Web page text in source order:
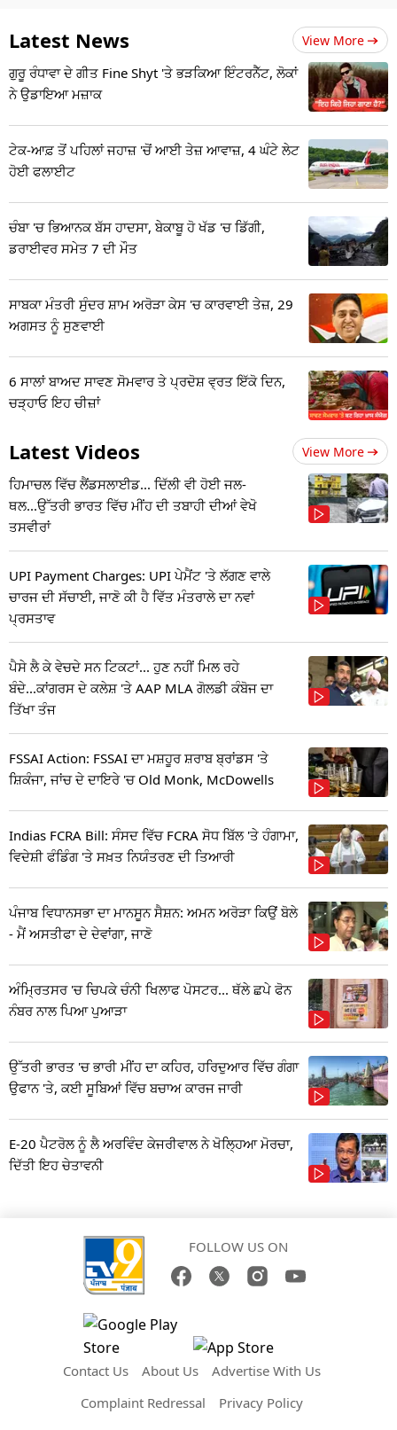
Latest News View More
ਗੁਰੂ ਰੰਧਾਵਾ ਦੇ ਗੀਤ Fine Shyt 'ਤੇ ਭੜਕਿਆ ਇੰਟਰਨੈੱਟ, ਲੋਕਾਂ
ਨੇ ਉਡਾਇਆ ਮਜ਼ਾਕ
ਟੇਕ-ਆਫ਼ ਤੋਂ ਪਹਿਲਾਂ ਜਹਾਜ਼ 'ਚੋਂ ਆਈ ਤੇਜ਼ ਆਵਾਜ਼, 4 ਘੰਟੇ ਲੇਟ
ਹੋਈ ਫਲਾਈਟ
ਚੰਬਾ 'ਚ ਭਿਆਨਕ ਬੱਸ ਹਾਦਸਾ, ਬੇਕਾਬੂ ਹੋ ਖੱਡ 'ਚ ਡਿੱਗੀ,
ਡਰਾਈਵਰ ਸਮੇਤ 7 ਦੀ ਮੌਤ
ਸਾਬਕਾ ਮੰਤਰੀ ਸੁੰਦਰ ਸ਼ਾਮ ਅਰੋੜਾ ਕੇਸ 'ਚ ਕਾਰਵਾਈ ਤੇਜ਼, 29
ਅਗਸਤ ਨੂੰ ਸੁਣਵਾਈ
6 ਸਾਲਾਂ ਬਾਅਦ ਸਾਵਣ ਸੋਮਵਾਰ ਤੇ ਪ੍ਰਦੋਸ਼ ਵ੍ਰਤ ਇੱਕੋ ਦਿਨ,
ਚੜ੍ਹਾਓ ਇਹ ਚੀਜ਼ਾਂ
Latest Videos View More
ਹਿਮਾਚਲ ਵਿੱਚ ਲੈਂਡਸਲਾਈਡ... ਦਿੱਲੀ ਵੀ ਹੋਈ ਜਲ-
ਥਲ...ਉੱਤਰੀ ਭਾਰਤ ਵਿੱਚ ਮੀਂਹ ਦੀ ਤਬਾਹੀ ਦੀਆਂ ਵੇਖੋ
ਤਸਵੀਰਾਂ
UPI Payment Charges: UPI ਪੇਮੈਂਟ 'ਤੇ ਲੱਗਣ ਵਾਲੇ
ਚਾਰਜ ਦੀ ਸੱਚਾਈ, ਜਾਣੋ ਕੀ ਹੈ ਵਿੱਤ ਮੰਤਰਾਲੇ ਦਾ ਨਵਾਂ
ਪ੍ਰਸਤਾਵ
ਪੈਸੇ ਲੈ ਕੇ ਵੇਚਦੇ ਸਨ ਟਿਕਟਾਂ... ਹੁਣ ਨਹੀਂ ਮਿਲ ਰਹੇ
ਬੰਦੇ...ਕਾਂਗਰਸ ਦੇ ਕਲੇਸ਼ 'ਤੇ AAP MLA ਗੋਲਡੀ ਕੰਬੋਜ ਦਾ
ਤਿੱਖਾ ਤੰਜ
FSSAI Action: FSSAI ਦਾ ਮਸ਼ਹੂਰ ਸ਼ਰਾਬ ਬ੍ਰਾਂਡਸ 'ਤੇ
ਸ਼ਿਕੰਜਾ, ਜਾਂਚ ਦੇ ਦਾਇਰੇ 'ਚ Old Monk, McDowells
Indias FCRA Bill: ਸੰਸਦ ਵਿੱਚ FCRA ਸੋਧ ਬਿੱਲ 'ਤੇ ਹੰਗਾਮਾ,
ਵਿਦੇਸ਼ੀ ਫੰਡਿੰਗ 'ਤੇ ਸਖ਼ਤ ਨਿਯੰਤਰਣ ਦੀ ਤਿਆਰੀ
ਪੰਜਾਬ ਵਿਧਾਨਸਭਾ ਦਾ ਮਾਨਸੂਨ ਸੈਸ਼ਨ: ਅਮਨ ਅਰੋੜਾ ਕਿਉਂ ਬੋਲੇ
- ਮੈਂ ਅਸਤੀਫਾ ਦੇ ਦੇਵਾਂਗਾ, ਜਾਣੋ
ਅੰਮ੍ਰਿਤਸਰ 'ਚ ਚਿਪਕੇ ਚੰਨੀ ਖਿਲਾਫ ਪੋਸਟਰ... ਥੱਲੇ ਛਪੇ ਫੋਨ
ਨੰਬਰ ਨਾਲ ਪਿਆ ਪੁਆੜਾ
ਉੱਤਰੀ ਭਾਰਤ 'ਚ ਭਾਰੀ ਮੀਂਹ ਦਾ ਕਹਿਰ, ਹਰਿਦੁਆਰ ਵਿੱਚ ਗੰਗਾ
ਉਫਾਨ 'ਤੇ, ਕਈ ਸੂਬਿਆਂ ਵਿੱਚ ਬਚਾਅ ਕਾਰਜ ਜਾਰੀ
E-20 ਪੈਟਰੋਲ ਨੂੰ ਲੈ ਅਰਵਿੰਦ ਕੇਜਰੀਵਾਲ ਨੇ ਖੋਲ੍ਹਿਆ ਮੋਰਚਾ,
ਦਿੱਤੀ ਇਹ ਚੇਤਾਵਨੀ
FOLLOW US ON
Contact Us About Us
Advertise With Us
Complaint Redressal
Privacy Policy